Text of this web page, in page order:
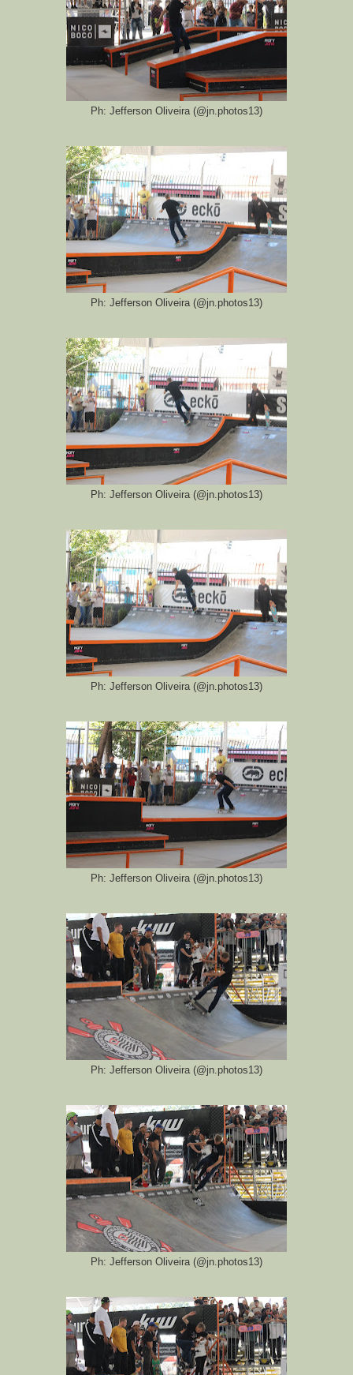
Ph: Jefferson Oliveira (@jn.photos13)
Ph: Jefferson Oliveira (@jn.photos13)
Ph: Jefferson Oliveira (@jn.photos13)
Ph: Jefferson Oliveira (@jn.photos13)
Ph: Jefferson Oliveira (@jn.photos13)
Ph: Jefferson Oliveira (@jn.photos13)
Ph: Jefferson Oliveira (@jn.photos13)